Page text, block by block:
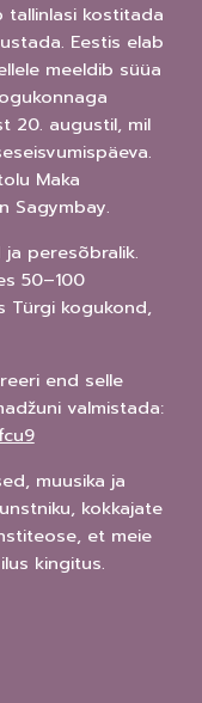
tallinlasi kostitada
Eestis elab
meeldib süüa
20. augustil, mil
Maka
Sagymbay.
peresõbralik.
50–100
Türgi kogukond,
end selle
valmistada:
muusika ja
kokkajate
et meie
kingitus.